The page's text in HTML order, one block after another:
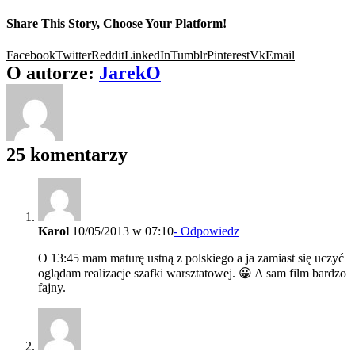
Share This Story, Choose Your Platform!
FacebookTwitterRedditLinkedInTumblrPinterestVkEmail
O autorze: JarekO
25 komentarzy
Karol 10/05/2013 w 07:10- Odpowiedz
O 13:45 mam maturę ustną z polskiego a ja zamiast się uczyć
oglądam realizacje szafki warsztatowej. 😀 A sam film bardzo
fajny.